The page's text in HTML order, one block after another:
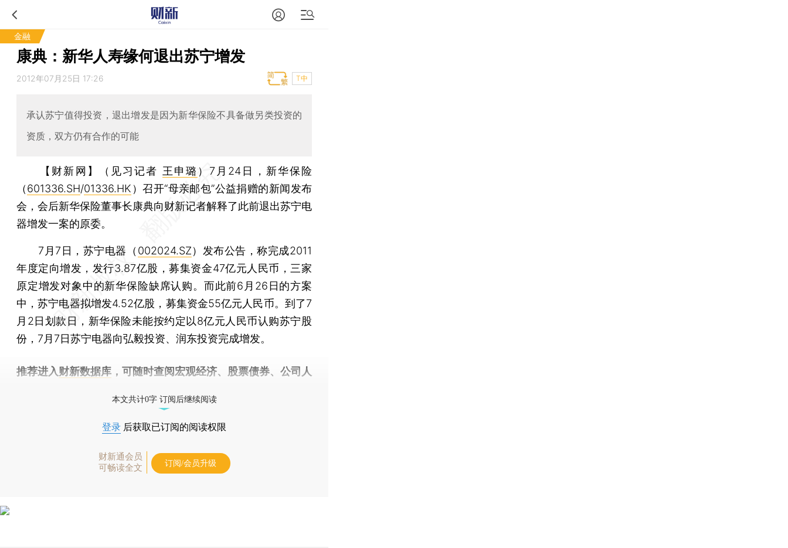
金融
康典：新华人寿缘何退出苏宁增发
2012年07月25日 17:26 T中
承认苏宁值得投资，退出增发是因为新华保险不具备做另类投资的
资质，双方仍有合作的可能
【财新网】（见习记者 王申璐 ） 7月24日，新华保险
（601336.SH/01336.HK ）召开“母亲邮包”公益捐赠的新闻发布
会，会后新华保险董事长康典向财新记者解释了此前退出苏宁电
器增发一案的原委。
7月7日，苏宁电器（ 002024.SZ）发布公告，称完成2011
年度定向增发，发行3.87亿股，募集资金47亿元人民币，三家
原定增发对象中的新华保险缺席认购。而此前6月26日的方案
中，苏宁电器拟增发4.52亿股，募集资金55亿元人民币。到了7
月2日划款日，新华保险未能按约定以8亿元人民币认购苏宁股
份，7月7日苏宁电器向弘毅投资、润东投资完成增发。
推荐进入财新数据库 ，可随时查阅宏观经济、股票债券、公司人
本文共计0字 订阅后继续阅读
登录 后获取已订阅的阅读权限
财新通会员
可畅读全文
订阅/会员升级